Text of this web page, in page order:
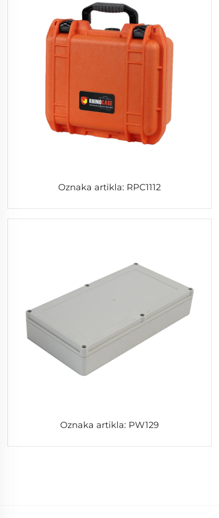
Oznaka artikla: RPC1112
Oznaka artikla: PW129